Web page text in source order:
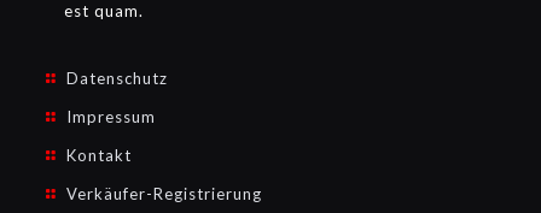
est quam.
Datenschutz
Impressum
Kontakt
Verkäufer-Registrierung